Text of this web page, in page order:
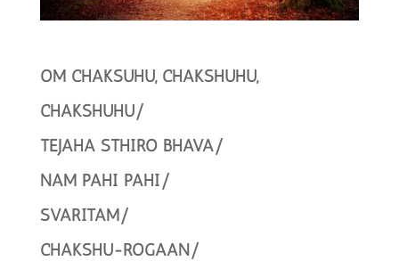
OM CHAKSUHU, CHAKSHUHU,
CHAKSHUHU/
TEJAHA STHIRO BHAVA/
NAM PAHI PAHI/
SVARITAM/
CHAKSHU-ROGAAN/